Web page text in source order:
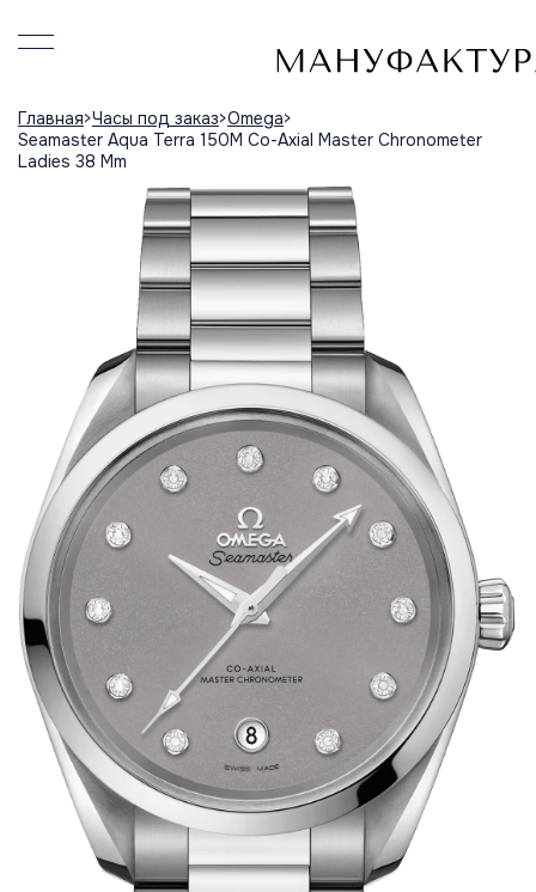
Главная Часы под заказ Omega
Seamaster Aqua Terra 150M Co-Axial Master Chronometer
Ladies 38 Mm